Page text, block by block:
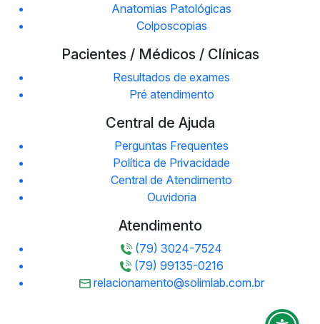
Anatomias Patológicas
Colposcopias
Pacientes / Médicos / Clínicas
Resultados de exames
Pré atendimento
Central de Ajuda
Perguntas Frequentes
Política de Privacidade
Central de Atendimento
Ouvidoria
Atendimento
(79) 3024-7524
(79) 99135-0216
relacionamento@solimlab.com.br